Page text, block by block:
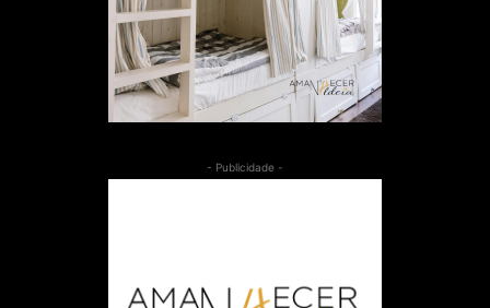
- Publicidade -